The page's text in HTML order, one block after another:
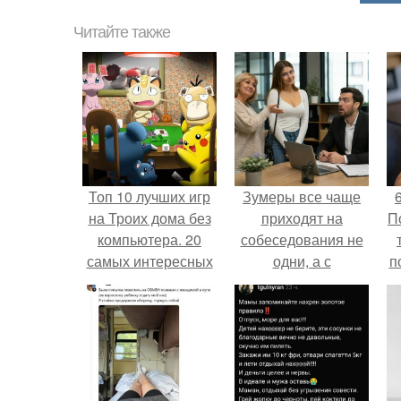
Читайте также
Топ 10 лучших игр
на Троих дома без
компьютера. 20
самых интересных
игр для компании
Зумеры все чаще
приходят на
собеседования не
одни, а с
родителями,
жалуются эйчары.